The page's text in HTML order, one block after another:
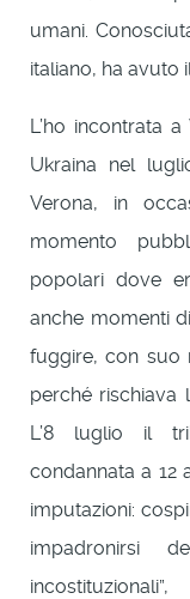
umani.
italiano, ha avuto
L’ho incontrata
Ukraina nel
Verona, in
momento
popolari dove
anche momenti
fuggire, con suo
perché rischiava
L’8 luglio il
condannata a 12
imputazioni:
impadronirsi